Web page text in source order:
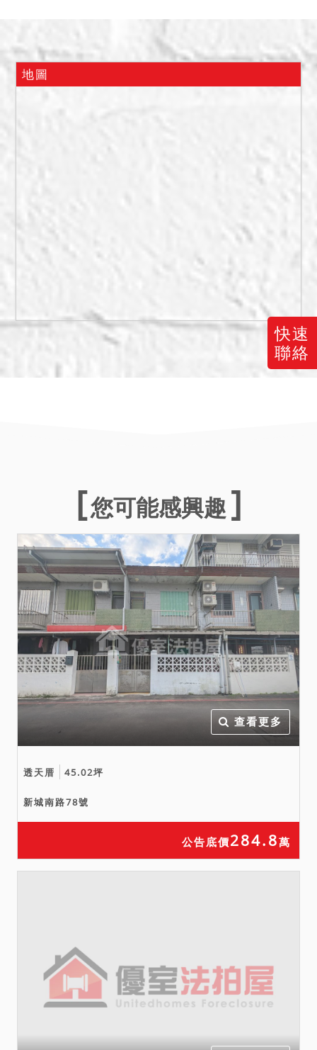
快速
聯絡
書辦理所有權移轉登記，亦
不得以面積不符，請求減少
應自行承擔受拆除之危險。
賣，請投標人分別出價。
二、拍賣最低價額合計新台
三、保證金新台幣：
985,000元。抵押權拍定後
地圖
您可能感興趣
查看更多
透天厝 45.02坪
新城南路78號
公告底價284.8萬